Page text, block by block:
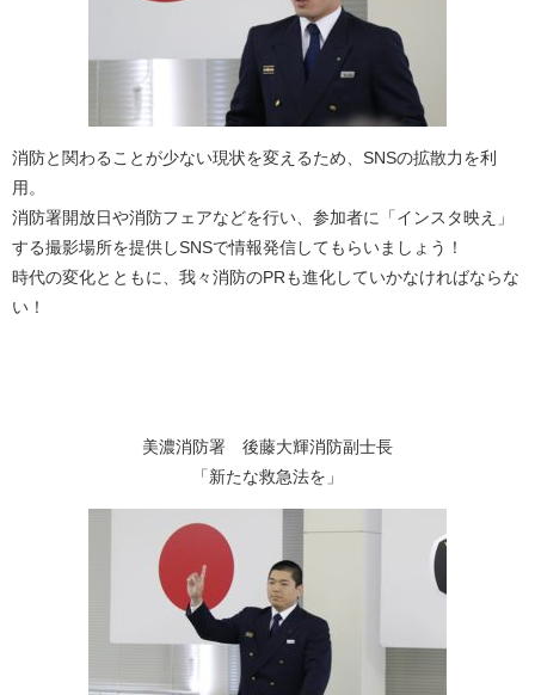
消防と関わることが少ない現状を変えるため、SNSの拡散力を利
用。
消防署開放日や消防フェアなどを行い、参加者に「インスタ映え」
する撮影場所を提供しSNSで情報発信してもらいましょう！
時代の変化とともに、我々消防のPRも進化していかなければならな
い！
美濃消防署 後藤大輝消防副士長
「新たな救急法を」